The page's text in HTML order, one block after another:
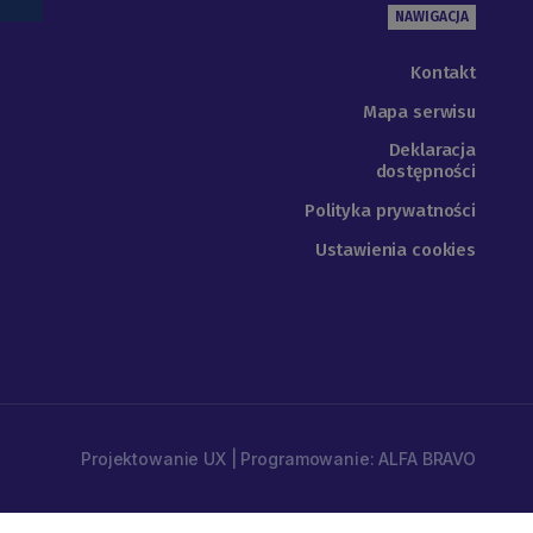
NAWIGACJA
Kontakt
Mapa serwisu
Deklaracja
dostępności
Polityka prywatności
Ustawienia cookies
Projektowanie UX | Programowanie: ALFA BRAVO